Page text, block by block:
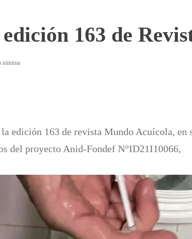
163 de
mínima
edición 163 de revista Mundo Acuícola, en
del proyecto Anid-Fondef N°ID21I10066,